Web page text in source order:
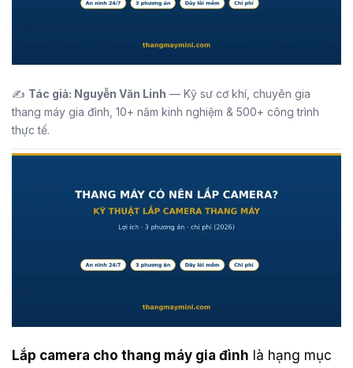
✍️ Tác giả: Nguyễn Văn Linh — Kỹ sư cơ khí, chuyên gia
thang máy gia đình, 10+ năm kinh nghiệm & 500+ công trình
thực tế.
Lắp camera cho thang máy gia đình là hạng mục